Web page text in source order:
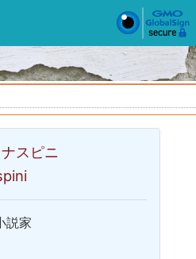
スピニ
説家